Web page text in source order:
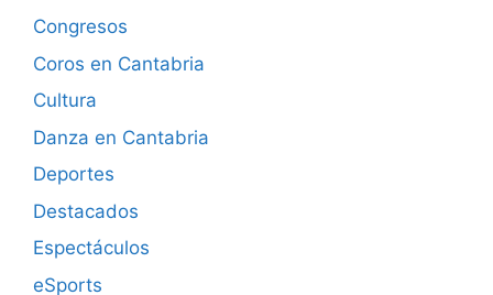
Congresos
Coros en Cantabria
Cultura
Danza en Cantabria
Deportes
Destacados
Espectáculos
eSports